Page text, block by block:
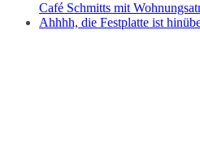
Café Schmitts mit
Ahhhh, die Festplatte ist